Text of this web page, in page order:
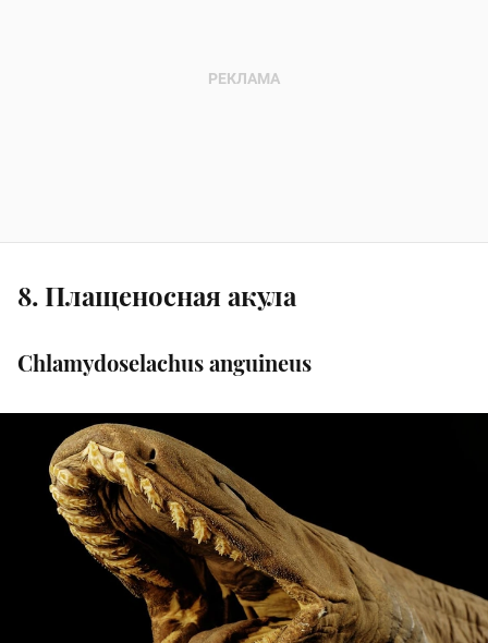
8. Плащеносная акула
Chlamydoselachus anguineus